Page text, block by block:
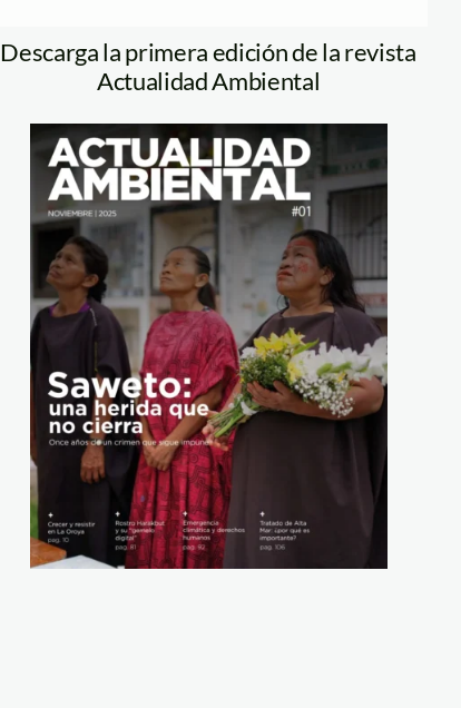
Descarga la primera edición de la revista
Actualidad Ambiental